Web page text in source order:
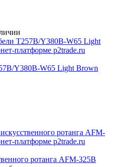
Y380B-W65 Light Brown
ротанга AFM-325B